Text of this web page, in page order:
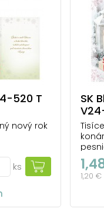
520 T
nový rok
ks
SK
slzy
vôle,
1,20